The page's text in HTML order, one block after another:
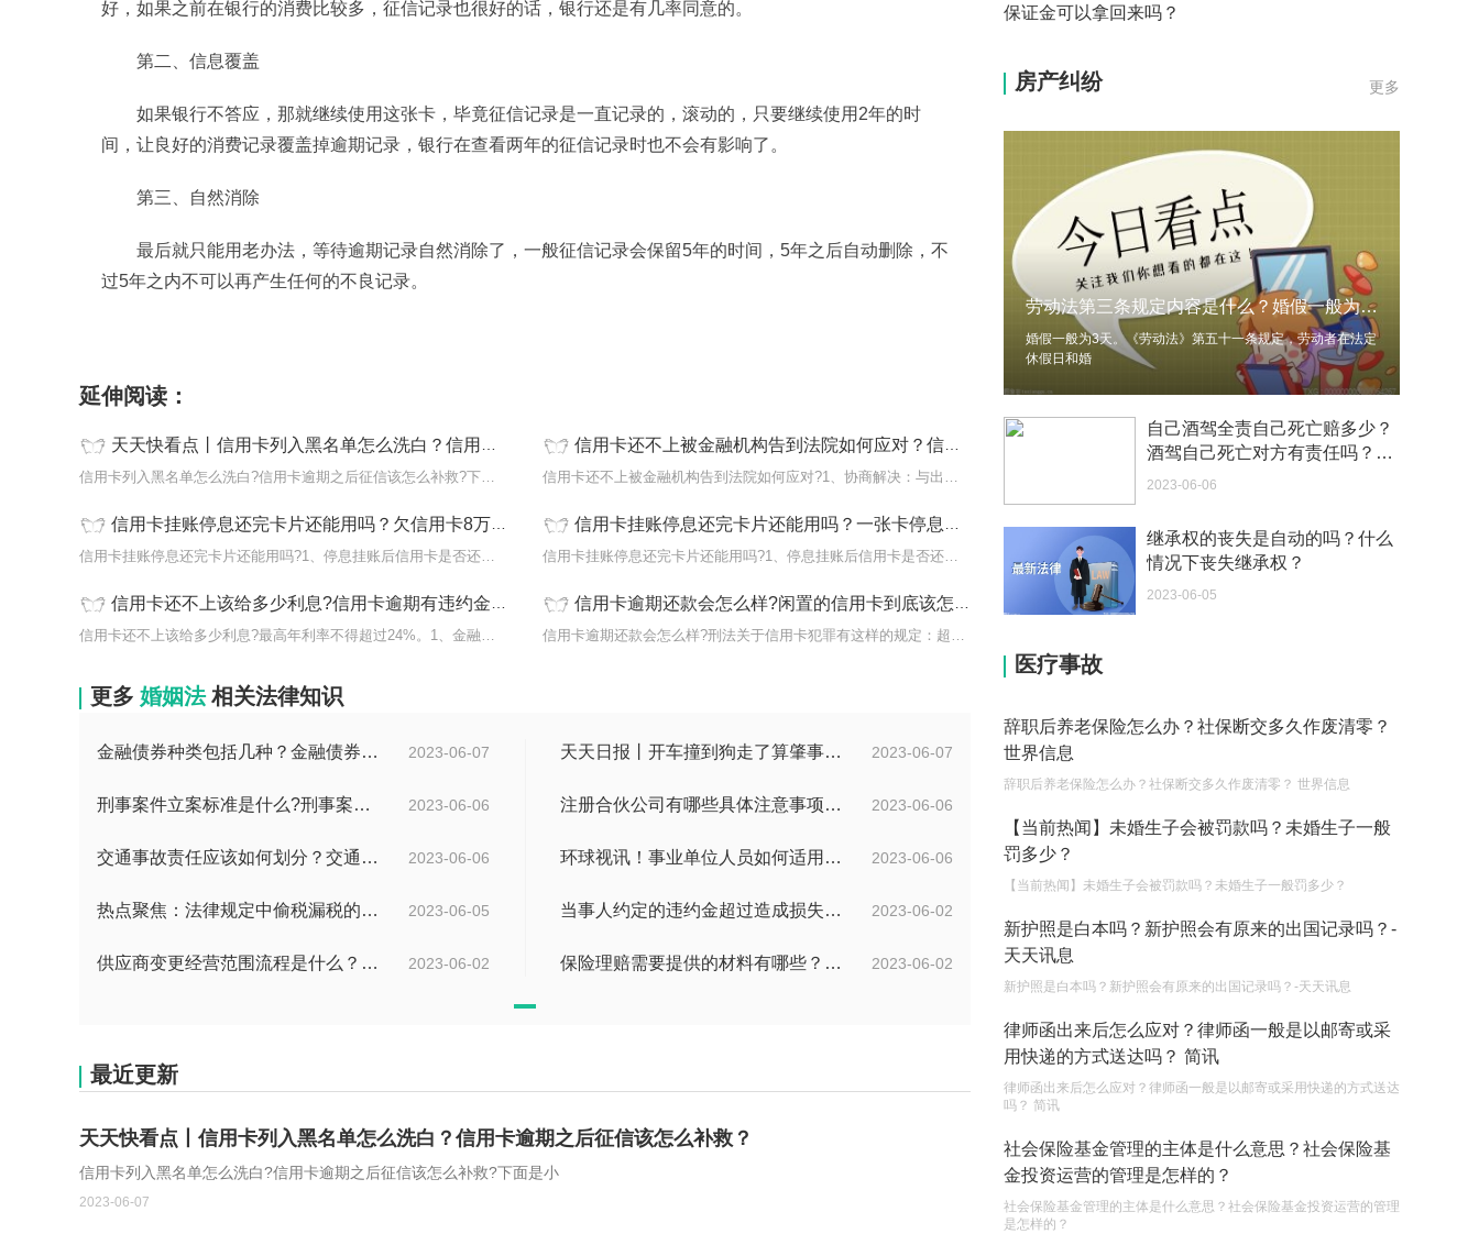
好，如果之前在银行的消费比较多，征信记录也很好的话，银行还是有几率同意的。
第二、信息覆盖
如果银行不答应，那就继续使用这张卡，毕竟征信记录是一直记录的，滚动的，只要继续使用2年的时
间，让良好的消费记录覆盖掉逾期记录，银行在查看两年的征信记录时也不会有影响了。
第三、自然消除
最后就只能用老办法，等待逾期记录自然消除了，一般征信记录会保留5年的时间，5年之后自动删除，不
过5年之内不可以再产生任何的不良记录。
延伸阅读：
天天快看点丨信用卡列入黑名单怎么洗白？信用卡逾期之后征信该怎么补救？
信用卡列入黑名单怎么洗白?信用卡逾期之后征信该怎么补救?下面是小
信用卡还不上被金融机构告到法院如何应对？信用卡为什么会被风控?
信用卡还不上被金融机构告到法院如何应对?1、协商解决：与出借人进
信用卡挂账停息还完卡片还能用吗？欠信用卡8万怎么申请停息挂账？|当前热门
信用卡挂账停息还完卡片还能用吗?1、停息挂账后信用卡是否还可以继
信用卡挂账停息还完卡片还能用吗？一张卡停息挂账其他卡还能用吗？|全球快资讯
信用卡挂账停息还完卡片还能用吗?1、停息挂账后信用卡是否还可以继
信用卡还不上该给多少利息?信用卡逾期有违约金还有利息吗?
信用卡还不上该给多少利息?最高年利率不得超过24%。1、金融借款合同
信用卡逾期还款会怎么样?闲置的信用卡到底该怎么处理?
信用卡逾期还款会怎么样?刑法关于信用卡犯罪有这样的规定：超过规定
更多 婚姻法 相关法律知识
2023-06-07
金融债券种类包括几种？金融债券和存款的区别是什么？ 全球百事通 2023-06-07
天天日报丨开车撞到狗走了算肇事逃逸吗？开车撞到狗有什么责任？
2023-06-06
刑事案件立案标准是什么?刑事案件私了能撤案吗?|新要闻 2023-06-06
注册合伙公司有哪些具体注意事项？注册公司要什么材料？
2023-06-06
交通事故责任应该如何划分？交通事故责任的划分标准和车辆事故保险公司定损 环球快看点 2023-06-06
环球视讯！事业单位人员如何适用本法？事业单位可以随时解除劳动合同吗？
2023-06-05
热点聚焦：法律规定中偷税漏税的区别在哪？偷税100万起会不会判刑？ 2023-06-02
当事人约定的违约金超过造成损失的百分之三十的怎么办？
2023-06-02
供应商变更经营范围流程是什么？供应商管理的目的是什么？ 2023-06-02
保险理赔需要提供的材料有哪些？保险理赔的材料有哪些法律依据？
最近更新
天天快看点丨信用卡列入黑名单怎么洗白？信用卡逾期之后征信该怎么补救？
信用卡列入黑名单怎么洗白?信用卡逾期之后征信该怎么补救?下面是小
2023-06-07
2023-05-04
2023-05-04
您好：请问从国外进口的费钢税率是多少？非常感
2023-05-04
外国旅游签证可以在中国大使馆登记结婚吗？
2023-05-04
我可以在苏州申请护照吗？我所在的地方是云南
2023-05-04
你好 我想问一下外国人来这里工作没有护照该怎么
办？
如何续签居住证 我的1月7日到期
中介说商务签转工作签证合法吗 应该向哪个国家机
关报案？
你好 我需要申请去美国结婚的签证 过程是什么？
代理权的产生原因是什么？当我国没有外贸经营权
的企业委托外贸公司进出口贸易时，相关当事人的
权利和责任是什么？
单纯的遗产赠要缴税吗？
遗产继承必须要公证吗？
2023-05-05
更多
房产纠纷
劳动法第三条规定内容是什么？婚假一般为多少天？|全球热消息
婚假一般为3天。《劳动法》第五十一条规定，劳动者在法定
休假日和婚
自己酒驾全责自己死亡赔多少？
酒驾自己死亡对方有责任吗？_
天天观热点
2023-06-06
继承权的丧失是自动的吗？什么
情况下丧失继承权？
2023-06-05
医疗事故
辞职后养老保险怎么办？社保断交多久作废清零？
世界信息
辞职后养老保险怎么办？社保断交多久作废清零？ 世界信息
【当前热闻】未婚生子会被罚款吗？未婚生子一般
罚多少？
【当前热闻】未婚生子会被罚款吗？未婚生子一般罚多少？
新护照是白本吗？新护照会有原来的出国记录吗？-
天天讯息
新护照是白本吗？新护照会有原来的出国记录吗？-天天讯息
律师函出来后怎么应对？律师函一般是以邮寄或采
用快递的方式送达吗？ 简讯
律师函出来后怎么应对？律师函一般是以邮寄或采用快递的方式送达
吗？ 简讯
社会保险基金管理的主体是什么意思？社会保险基
金投资运营的管理是怎样的？
社会保险基金管理的主体是什么意思？社会保险基金投资运营的管理
是怎样的？